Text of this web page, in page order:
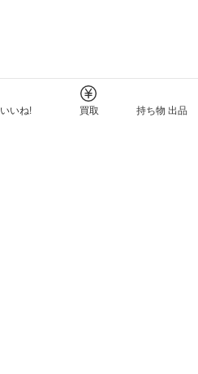
いいね! 買取 持ち物 出品